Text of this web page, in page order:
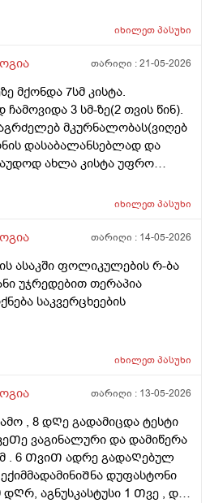
ამომდის რაღაცნაირი სუნი
იხილეთპასუხი
თარიღი :21-05-2026
მქონდა 7სმ კისტა.
3 სმ-ზე(2 თვის წინ).
მკურნალობას(ვიღებ
დასაბალანსებლად და
ახლა კისტა უფრო
მასაჟის - ენდოსფერო
აუმჯობესებს
დასაშვებია ეს
იხილეთპასუხი
თარიღი : 14-05-2026
ასაკში ფოლიკულების რ-ბა
უჯრედებით თერაპია
საკვერცხეების
იხილეთპასუხი
თარიღი : 13-05-2026
, 8 დᲦე გადამიცდა ტესტი
ვაგინალური და დამიწერა
. 6 ᲗვიᲗ ადრე გადაᲦებულ
დუფასტონი
დᲦრ, აგნუსკასტუსი 1 Თვე , და